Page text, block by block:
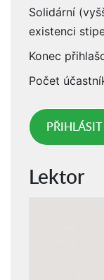
Solidární
existenci
Konec
Počet
PŘIHLÁSIT
Lektor